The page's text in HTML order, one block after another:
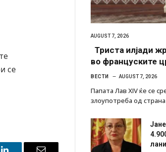
се
AUGUST 7, 2026
Триста илјади
во француските
ВЕСТИ AUGUST 7, 2026
Папата Лав XIV ќе се
злоупотреба од
лани